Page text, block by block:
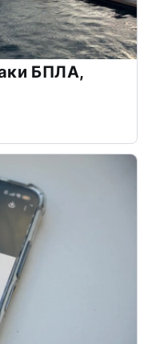
БПЛА,